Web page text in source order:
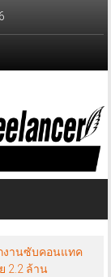
งานซับคอนแทค
2.2 ล้าน